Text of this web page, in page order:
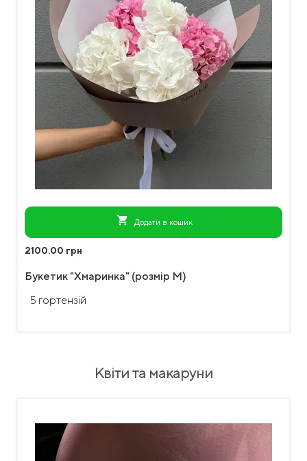
shopping_cart Додати в кошик
2100.00 грн
Букетик "Хмаринка" (розмір М)
5 гортензій
Квіти та макаруни